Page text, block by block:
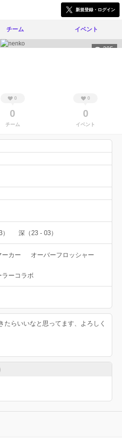
新規登録・ログイン
チーム イベント
385
0
0
チーム
0
0
イベント
深（23 - 03）
ーカー オーバーフロッシャー
ラーコラボ
たらいいなと思ってます、よろしく